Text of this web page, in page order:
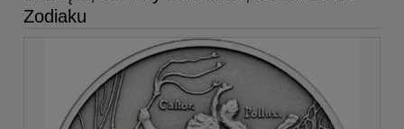
Zodiaku